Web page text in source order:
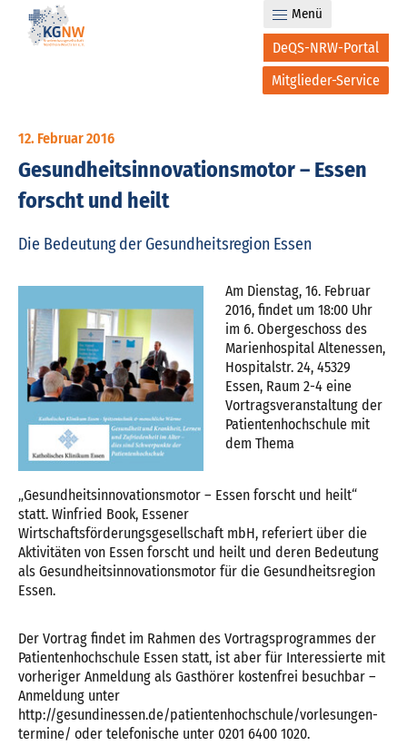
DeQS-NRW-Portal
Mitglieder-Service
Menü
12. Februar 2016
Gesundheitsinnovationsmotor – Essen
forscht und heilt
Die Bedeutung der Gesundheitsregion Essen
Am Dienstag, 16. Februar
2016, findet um 18:00 Uhr
im 6. Obergeschoss des
Marienhospital Altenessen,
Hospitalstr. 24, 45329
Essen, Raum 2-4 eine
Vortragsveranstaltung der
Patientenhochschule mit
dem Thema
„Gesundheitsinnovationsmotor – Essen forscht und heilt“
statt. Winfried Book, Essener
Wirtschaftsförderungsgesellschaft mbH, referiert über die
Aktivitäten von Essen forscht und heilt und deren Bedeutung
als Gesundheitsinnovationsmotor für die Gesundheitsregion
Essen.
Der Vortrag findet im Rahmen des Vortragsprogrammes der
Patientenhochschule Essen statt, ist aber für Interessierte mit
vorheriger Anmeldung als Gasthörer kostenfrei besuchbar –
Anmeldung unter
http://gesundinessen.de/patientenhochschule/vorlesungen-
termine/ oder telefonische unter 0201 6400 1020.